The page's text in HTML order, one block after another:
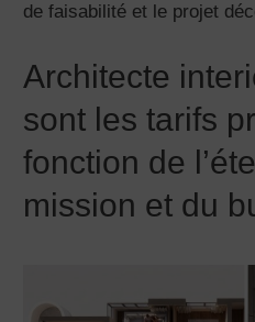
de faisabilité et le projet
Architecte
sont les tarifs
fonction de
mission et du